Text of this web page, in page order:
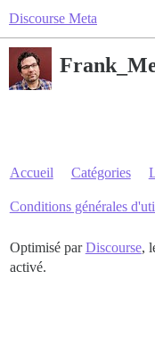
Discourse Meta
Accueil Catégories
Conditions générales
Optimisé parDiscourse,
activé.